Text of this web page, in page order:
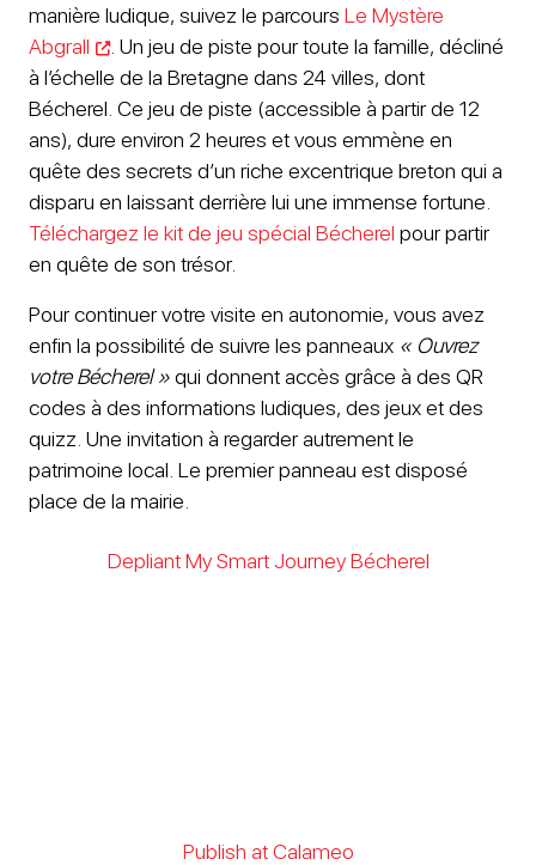
manière ludique, suivez le parcours Le Mystère
Abgrall
. Un jeu de piste pour toute la famille, décliné
à l’échelle de la Bretagne dans 24 villes, dont
Bécherel. Ce jeu de piste (accessible à partir de 12
ans), dure environ 2 heures et vous emmène en
quête des secrets d’un riche excentrique breton qui a
disparu en laissant derrière lui une immense fortune.
Téléchargez le kit de jeu spécial Bécherel pour partir
en quête de son trésor.
Pour continuer votre visite en autonomie, vous avez
enfin la possibilité de suivre les panneaux « Ouvrez
votre Bécherel »qui donnent accès grâce à des QR
codes à des informations ludiques, des jeux et des
quizz. Une invitation à regarder autrement le
patrimoine local. Le premier panneau est disposé
place de la mairie.
Depliant My Smart Journey Bécherel
Publish at Calameo